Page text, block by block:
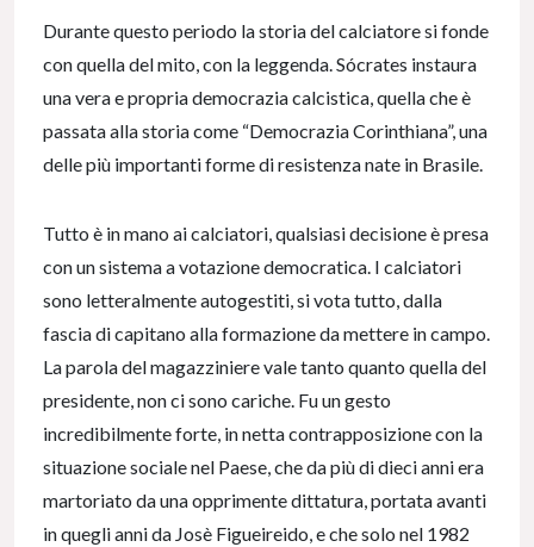
Durante questo periodo la storia del calciatore si fonde
con quella del mito, con la leggenda. Sócrates instaura
una vera e propria democrazia calcistica, quella che è
passata alla storia come “Democrazia Corinthiana”, una
delle più importanti forme di resistenza nate in Brasile.
Tutto è in mano ai calciatori, qualsiasi decisione è presa
con un sistema a votazione democratica. I calciatori
sono letteralmente autogestiti, si vota tutto, dalla
fascia di capitano alla formazione da mettere in campo.
La parola del magazziniere vale tanto quanto quella del
presidente, non ci sono cariche. Fu un gesto
incredibilmente forte, in netta contrapposizione con la
situazione sociale nel Paese, che da più di dieci anni era
martoriato da una opprimente dittatura, portata avanti
in quegli anni da Josè Figueireido, e che solo nel 1982